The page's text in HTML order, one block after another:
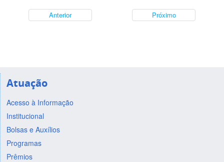
Anterior Próximo
Atuação
Acesso à Informação
Institucional
Bolsas e Auxílios
Programas
Prêmios